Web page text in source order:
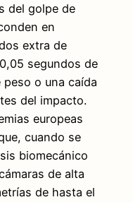
del golpe de
en
extra de
segundos de
o una caída
del impacto.
europeas
cuando se
biomecánico
de alta
de hasta el